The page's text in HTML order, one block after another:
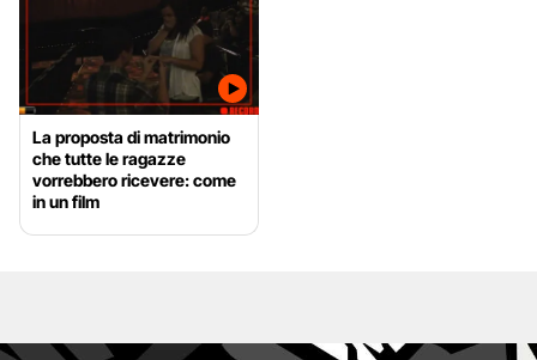
La proposta di matrimonio
che tutte le ragazze
vorrebbero ricevere: come
in un film